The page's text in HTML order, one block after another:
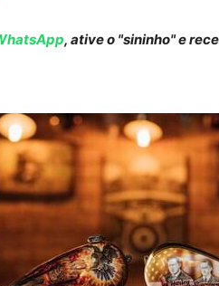
, ative o "sininho" e